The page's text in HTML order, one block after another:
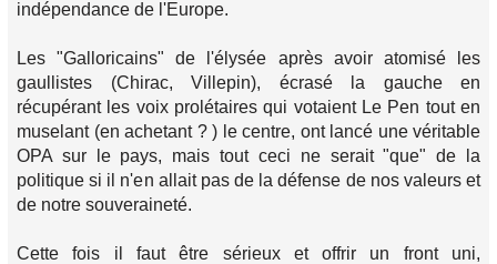
indépendance de l'Europe.
Les "Galloricains" de l'élysée après avoir atomisé les
gaullistes (Chirac, Villepin), écrasé la gauche en
récupérant les voix prolétaires qui votaient Le Pen tout en
muselant (en achetant ? ) le centre, ont lancé une véritable
OPA sur le pays, mais tout ceci ne serait "que" de la
politique si il n'en allait pas de la défense de nos valeurs et
de notre souveraineté.
Cette fois il faut être sérieux et offrir un front uni,